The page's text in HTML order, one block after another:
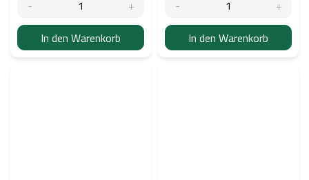
In den Warenkorb In den Warenkorb